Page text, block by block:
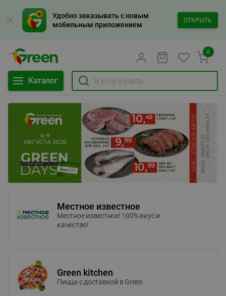
Удобно заказывать с новым
мобильным приложением
ОТКРЫТЬ
Каталог
0
Местное известное
Местное известное! 100% вкус и
качество!
Green kitchen
Пицца c доставкой в Green